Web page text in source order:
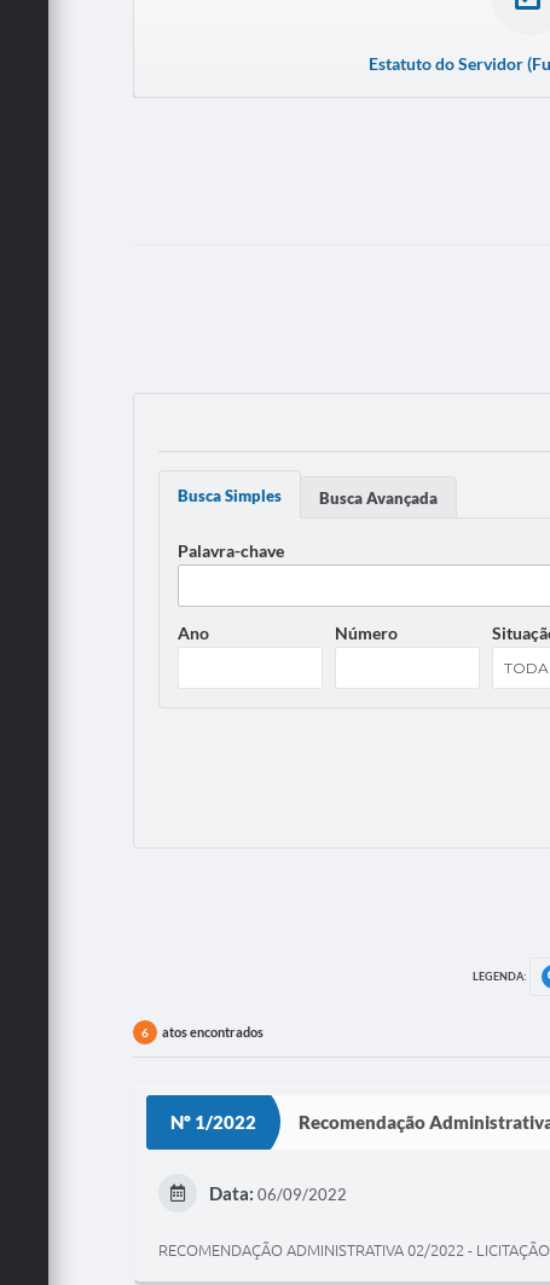
Estatuto do Servidor
Busca Simples Busca Avançada
Palavra-chave
Ano Número
LEGENDA:
6 atos encontrados
Nº 1/2022 Recomendação
Data: 06/09/2022
RECOMENDAÇÃO ADMINISTRATIVA 02/2022 - LICITAÇÃO